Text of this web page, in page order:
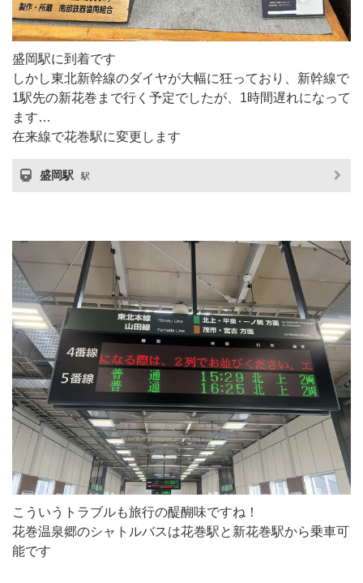
盛岡駅に到着です
しかし東北新幹線のダイヤが大幅に狂っており、新幹線で
1駅先の新花巻まで行く予定でしたが、1時間遅れになって
ます…
在来線で花巻駅に変更します
盛岡駅 駅
こういうトラブルも旅行の醍醐味ですね！
花巻温泉郷のシャトルバスは花巻駅と新花巻駅から乗車可
能です